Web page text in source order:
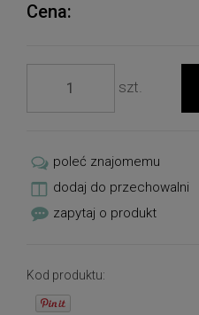
Cena:
szt.
poleć znajomemu
dodaj do przechowalni
zapytaj o produkt
Kod produktu: